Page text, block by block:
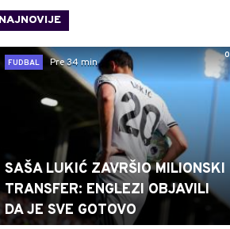
NAJNOVIJE
0
FUDBAL
Pre 34 min
SAŠA LUKIĆ ZAVRŠIO MILIONSKI
TRANSFER: ENGLEZI OBJAVILI
DA JE SVE GOTOVO